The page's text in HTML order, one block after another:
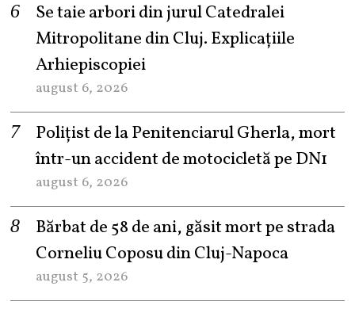
Se taie arbori din jurul Catedralei
Mitropolitane din Cluj. Explicațiile
Arhiepiscopiei
august 6, 2026
Polițist de la Penitenciarul Gherla, mort
într-un accident de motocicletă pe DN1
august 6, 2026
Bărbat de 58 de ani, găsit mort pe strada
Corneliu Coposu din Cluj-Napoca
august 5, 2026